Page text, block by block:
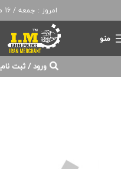
امروز : جمعه / 16 مرداد / 1405 / ساعت 8:59
منو
ورود / ثبت نام